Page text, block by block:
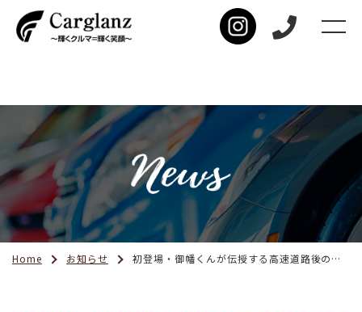
Home お知らせ 初登場・御幡くんが伝授する高速道路後の車ケア！愛車を新車の輝きに戻すCarglanzの手洗い洗車